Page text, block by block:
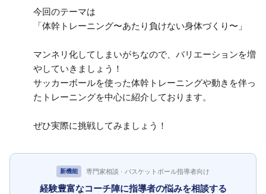
今回のテーマは
「体幹トレーニング〜あたり負けない身体づくり〜」
マンネリ化してしまいがちなので、バリエーションを増
やしていきましょう！
サッカーボールを使った体幹トレーニングや動きを伴っ
たトレーニングを中心に紹介しております。
ぜひ実際に挑戦してみましょう！
新機能 専門家相談 · バスケットボール指導者向け
経験豊富なコーチ陣に指導者の悩みを相談する